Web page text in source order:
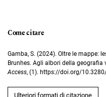
Come citare
Gamba, S. (2024). Oltre le mappe:
Brunhes. Agli albori della geografia
Access, (1). https://doi.org/
Ulteriori formati di citazione